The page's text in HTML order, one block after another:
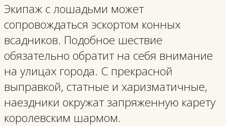
Экипаж с лошадьми может
сопровождаться эскортом конных
всадников. Подобное шествие
обязательно обратит на себя внимание
на улицах города. С прекрасной
выправкой, статные и харизматичные,
наездники окружат запряженную карету
королевским шармом.